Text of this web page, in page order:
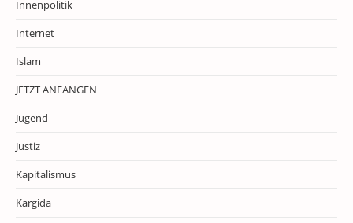
Innenpolitik
Internet
Islam
JETZT ANFANGEN
Jugend
Justiz
Kapitalismus
Kargida